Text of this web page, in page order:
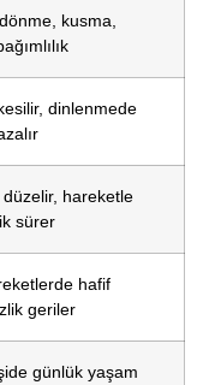
kusma,
dinlenmede
hareketle
sürer
hafif
geriler
günlük yaşam